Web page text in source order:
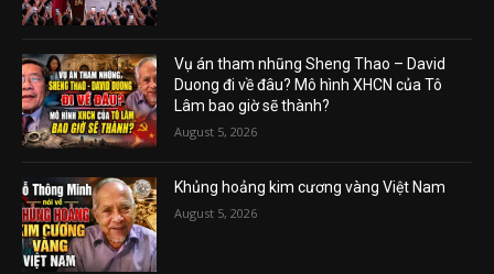
Vụ án tham nhũng Sheng Thao – David
Duong đi về đâu? Mô hình XHCN của Tô
Lâm bao giờ sẽ thành?
August 5, 2026
Khủng hoảng kim cương vàng Việt Nam
August 5, 2026